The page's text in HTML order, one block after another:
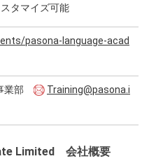
タマイズ可能
pasona-language-acad
業部
Training@pasona.i
Limited 会社概要